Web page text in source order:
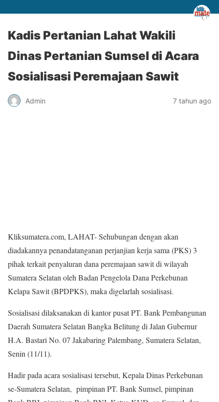
Kadis Pertanian Lahat Wakili
Dinas Pertanian Sumsel di Acara
Sosialisasi Peremajaan Sawit
Admin 7 tahun ago
Kliksumatera.com, LAHAT- Sehubungan dengan akan
diadakannya penandatanganan perjanjian kerja sama (PKS) 3
pihak terkait penyaluran dana peremajaan sawit di wilayah
Sumatera Selatan oleh Badan Pengelola Dana Perkebunan
Kelapa Sawit (BPDPKS), maka digelarlah sosialisasi.
Sosialisasi dilaksanakan di kantor pusat PT. Bank Pembangunan
Daerah Sumatera Selatan Bangka Belitung di Jalan Gubernur
H.A. Bastari No. 07 Jakabaring Palembang, Sumatera Selatan,
Senin (11/11).
Hadir pada acara sosialisasi tersebut, Kepala Dinas Perkebunan
se-Sumatera Selatan, pimpinan PT. Bank Sumsel, pimpinan